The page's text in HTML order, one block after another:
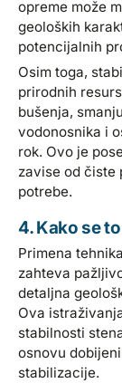
opreme može
geoloških
potencijalnih
Osim toga,
prirodnih
bušenja,
vodonosnika i
rok. Ovo je
zavise od čiste
potrebe.
4. Kako se
Primena
zahteva
detaljna
Ova
stabilnosti
osnovu
stabilizacije.